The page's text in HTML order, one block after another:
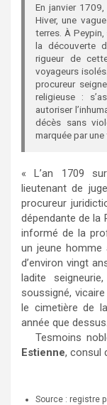
En janvier
Hiver, une
terres. À Peypin,
la découverte
rigueur de
voyageurs
procureur
religieuse :
autoriser
décès sans
marquée par
« L’an 1709
lieutenant de
procureur
dépendante de la
informé de la
un jeune homme
d’environ vingt
ladite
soussigné,
le cimetière de
année que dessus.
Tesmoins
Estienne, consul
Source : registre